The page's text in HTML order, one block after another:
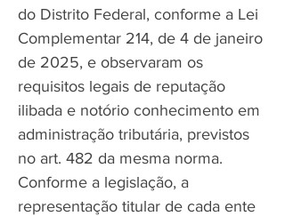
do Distrito Federal, conforme a Lei
Complementar 214, de 4 de janeiro
de 2025, e observaram os
requisitos legais de reputação
ilibada e notório conhecimento em
administração tributária, previstos
no art. 482 da mesma norma.
Conforme a legislação, a
representação titular de cada ente